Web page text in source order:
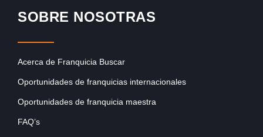
SOBRE NOSOTRAS
Acerca de Franquicia Buscar
Oportunidades de franquicias internacionales
Oportunidades de franquicia maestra
FAQ’s